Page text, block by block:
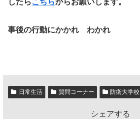
したら こちらからお願いします。
事後の行動にかかれ わかれ
日常生活 質問コーナー 防衛大学校
シェアする